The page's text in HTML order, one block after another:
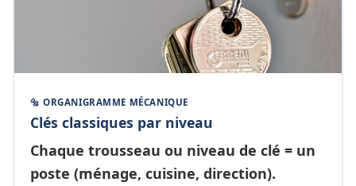
🔩 ORGANIGRAMME MÉCANIQUE
Clés classiques par niveau
Chaque trousseau ou niveau de clé = un
poste (ménage, cuisine, direction).